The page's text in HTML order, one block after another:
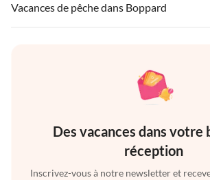
Vacances de pêche dans Boppard
Des vacances dans votre
réception
Inscrivez-vous à notre newsletter et